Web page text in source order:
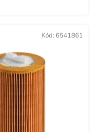
Kód: 6541861